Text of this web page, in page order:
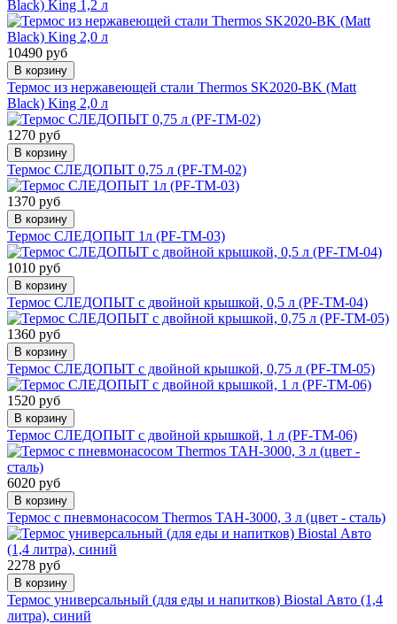
Black) King 1,2 л
10490 руб
В корзину
Термос из нержавеющей стали Thermos SK2020-BK (Matt
Black) King 2,0 л
1270 руб
В корзину
Термос СЛЕДОПЫТ 0,75 л (PF-TM-02)
1370 руб
В корзину
Термос СЛЕДОПЫТ 1л (PF-TM-03)
1010 руб
В корзину
Термос СЛЕДОПЫТ с двойной крышкой, 0,5 л (PF-TM-04)
1360 руб
В корзину
Термос СЛЕДОПЫТ с двойной крышкой, 0,75 л (PF-TM-05)
1520 руб
В корзину
Термос СЛЕДОПЫТ с двойной крышкой, 1 л (PF-TM-06)
6020 руб
В корзину
Термос с пневмонасосом Thermos TAH-3000, 3 л (цвет - сталь)
2278 руб
В корзину
Термос универсальный (для еды и напитков) Biostal Авто (1,4
литра), синий